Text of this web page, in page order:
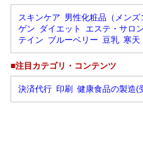
スキンケア 男性化粧品（メンズ
ゲン ダイエット エステ・サロ
テイン ブルーベリー 豆乳 寒天
■注目カテゴリ・コンテンツ
決済代行 印刷 健康食品の製造(